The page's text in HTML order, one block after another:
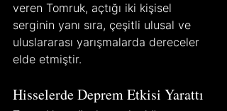
veren Tomruk, açtığı iki kişisel
serginin yanı sıra, çeşitli ulusal ve
uluslararası yarışmalarda dereceler
elde etmiştir.
Hisselerde Deprem Etkisi Yarattı